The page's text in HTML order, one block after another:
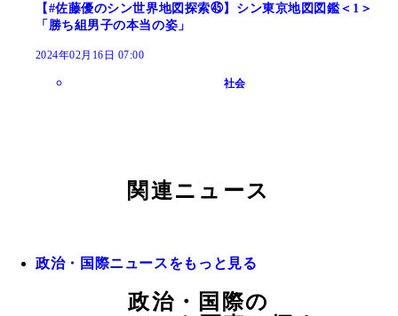
【#佐藤優のシン世界地図探索㊺】シン東京地図図鑑＜1＞
「勝ち組男子の本当の姿」
2024年02月16日 07:00
社会
関連ニュース
政治・国際ニュースをもっと見る
政治・国際の